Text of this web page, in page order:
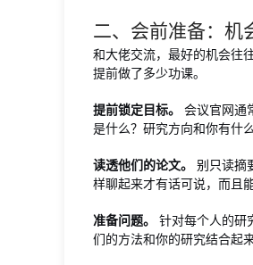
二、会前准备：机
和大佬交流，最好的机会往
提前做了多少功课。
提前锁定目标。
会议官网通
是什么？研究方向和你有什
读透他们的论文。
别只读摘
样聊起来才有话可说，而且
准备问题。
针对每个人的研
们的方法和你的研究结合起